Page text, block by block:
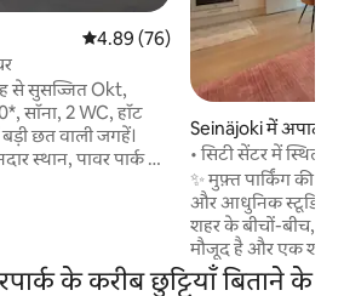
औसत रेटिंग 5 में से 4.89, 76 समीक्षाएँ
4.89 (76)
से सुसज्जित Okt,
सॉना, 2 WC, हॉट
छत वाली जगहें।
स्थान, पावर पार्क के
तक पैदल चलें। अंदर
Seinäjoki में अपार्टमेंट
• सिटी सेंटर में स्थित
वाई-फ़ाई | मुफ़्त
✨ मुफ़्त पार्किंग की
और आधुनिक स्टूडियो
शहर के बीचों-बीच,
मौजूद है और एक
बेहतरीन क्वालिटी का
के करीब छुट्टियाँ बिताने के